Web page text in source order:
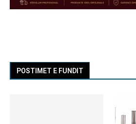
POSTIMET E FUNDIT